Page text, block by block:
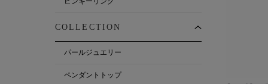
COLLECTION
パールジュエリー
ペンダントトップ